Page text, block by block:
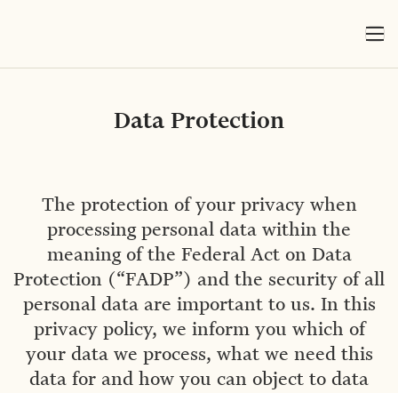
Data Protection
The protection of your privacy when
processing personal data within the
meaning of the Federal Act on Data
Protection (“FADP”) and the security of all
personal data are important to us. In this
privacy policy, we inform you which of
your data we process, what we need this
data for and how you can object to data